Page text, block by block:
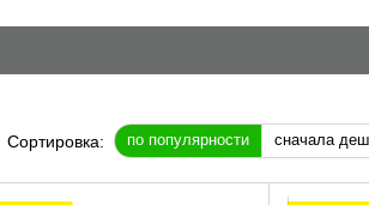
Сортировка: по популярности сначала